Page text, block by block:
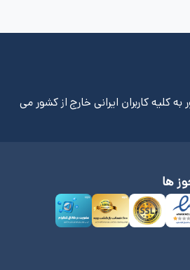
کاربران ایرانی خارج از کشور می
ها